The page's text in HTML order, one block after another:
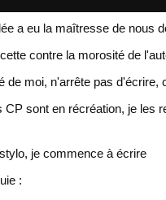
a eu la maîtresse de nous
contre la morosité de
de moi, n'arrête pas d'écrire,
CP sont en récréation, je les
je commence à écrire
: